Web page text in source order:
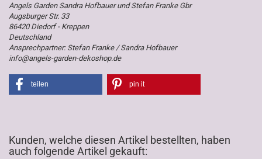
Angels Garden Sandra Hofbauer und Stefan Franke Gbr
Augsburger Str. 33
86420 Diedorf - Kreppen
Deutschland
Ansprechpartner: Stefan Franke / Sandra Hofbauer
info@angels-garden-dekoshop.de
teilen pin it
Kunden, welche diesen Artikel bestellten, haben
auch folgende Artikel gekauft: